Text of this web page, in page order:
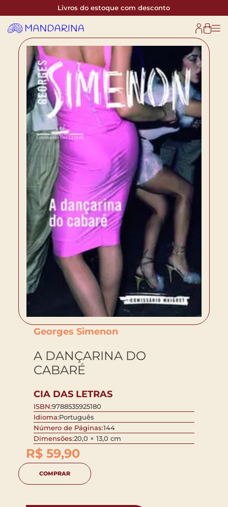
Livros do estoque com desconto
Georges Simenon
A DANÇARINA DO
CABARÉ
CIA DAS LETRAS
ISBN:9788535925180
Idioma:Português
Número de Páginas:144
Dimensões:20,0 × 13,0 cm
R$ 59,90
COMPRAR